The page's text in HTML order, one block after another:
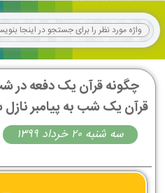
چگونه قرآن یک دفعه در
قرآن یک شب به پیامبر
سه شنبه 20 خرداد 1399